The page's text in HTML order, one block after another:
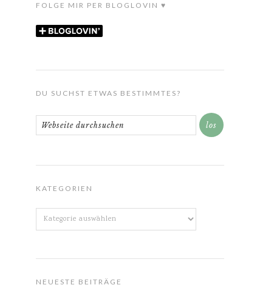
FOLGE MIR PER BLOGLOVIN ♥
DU SUCHST ETWAS BESTIMMTES?
KATEGORIEN
Kategorien
NEUESTE BEITRÄGE